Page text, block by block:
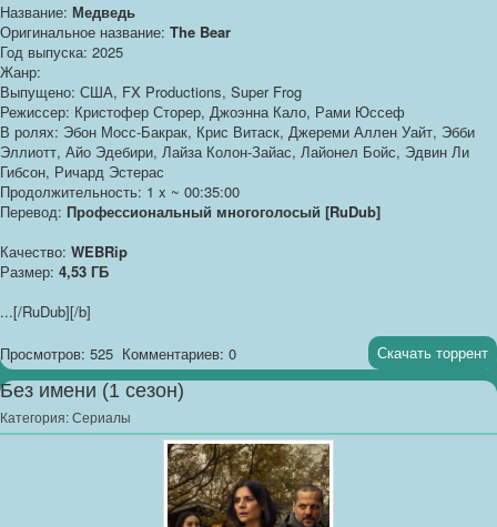
Название: Медведь
Оригинальное название: The Bear
Год выпуска: 2025
Жанр:
Выпущено: США, FX Productions, Super Frog
Режиссер: Кристофер Сторер, Джоэнна Кало, Рами Юссеф
В ролях: Эбон Мосс-Бакрак, Крис Витаск, Джереми Аллен Уайт, Эбби
Эллиотт, Айо Эдебири, Лайза Колон-Зайас, Лайонел Бойс, Эдвин Ли
Гибсон, Ричард Эстерас
Продолжительность: 1 x ~ 00:35:00
Перевод: Профессиональный многоголосый [RuDub]
Качество: WEBRip
Размер: 4,53 ГБ
...[/RuDub][/b]
Просмотров: 525 Комментариев: 0 Скачать торрент
Без имени (1 сезон)
Категория:Сериалы